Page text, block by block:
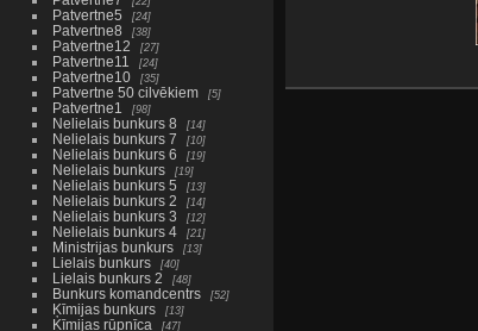
Patvertne5 24
Patvertne8 38
Patvertne12 27
Patvertne11 24
Patvertne10 35
Patvertne 50 cilvēkiem 5
Patvertne1 98
Nelielais bunkurs 8 14
Nelielais bunkurs 7 10
Nelielais bunkurs 6 19
Nelielais bunkurs 19
Nelielais bunkurs 5 13
Nelielais bunkurs 2 14
Nelielais bunkurs 3 12
Nelielais bunkurs 4 21
Ministrijas bunkurs 13
Lielais bunkurs 40
Lielais bunkurs 2 48
Bunkurs komandcentrs 52
Ķīmijas bunkurs 13
Ķīmijas rūpnīca 47